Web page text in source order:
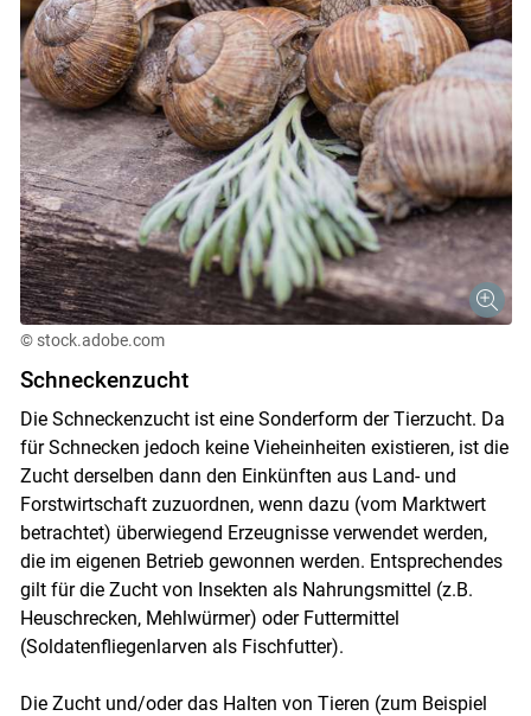
© stock.adobe.com
Schneckenzucht
Die Schneckenzucht ist eine Sonderform der Tierzucht. Da
für Schnecken jedoch keine Vieheinheiten existieren, ist die
Zucht derselben dann den Einkünften aus Land- und
Forstwirtschaft zuzuordnen, wenn dazu (vom Marktwert
betrachtet) überwiegend Erzeugnisse verwendet werden,
die im eigenen Betrieb gewonnen werden. Entsprechendes
gilt für die Zucht von Insekten als Nahrungsmittel (z.B.
Heuschrecken, Mehlwürmer) oder Futtermittel
(Soldatenfliegenlarven als Fischfutter).
Die Zucht und/​oder das Halten von Tieren (zum Beispiel